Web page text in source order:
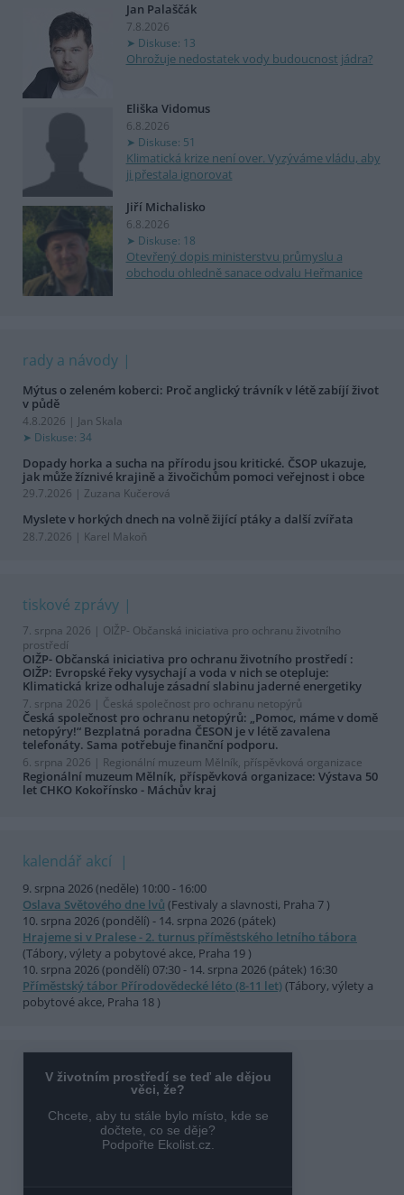
Jan Palaščák
7.8.2026
Diskuse: 13
Ohrožuje nedostatek vody budoucnost jádra?
Eliška Vidomus
6.8.2026
Diskuse: 51
Klimatická krize není over. Vyzýváme vládu, aby
ji přestala ignorovat
Jiří Michalisko
6.8.2026
Diskuse: 18
Otevřený dopis ministerstvu průmyslu a
obchodu ohledně sanace odvalu Heřmanice
rady a návody
Mýtus o zeleném koberci: Proč anglický trávník v létě zabíjí život
v půdě
4.8.2026 | Jan Skala
Diskuse: 34
Dopady horka a sucha na přírodu jsou kritické. ČSOP ukazuje,
jak může žíznivé krajině a živočichům pomoci veřejnost i obce
29.7.2026 | Zuzana Kučerová
Myslete v horkých dnech na volně žijící ptáky a další zvířata
28.7.2026 | Karel Makoň
tiskové zprávy
7. srpna 2026 | OIŽP- Občanská iniciativa pro ochranu životního
prostředí
OIŽP- Občanská iniciativa pro ochranu životního prostředí :
OIŽP: Evropské řeky vysychají a voda v nich se otepluje:
Klimatická krize odhaluje zásadní slabinu jaderné energetiky
7. srpna 2026 | Česká společnost pro ochranu netopýrů
Česká společnost pro ochranu netopýrů: „Pomoc, máme v domě
netopýry!“ Bezplatná poradna ČESON je v létě zavalena
telefonáty. Sama potřebuje finanční podporu.
6. srpna 2026 | Regionální muzeum Mělník, příspěvková organizace
Regionální muzeum Mělník, příspěvková organizace: Výstava 50
let CHKO Kokořínsko - Máchův kraj
kalendář akcí
9. srpna 2026 (neděle) 10:00 - 16:00
Oslava Světového dne lvů (Festivaly a slavnosti, Praha 7 )
10. srpna 2026 (pondělí) - 14. srpna 2026 (pátek)
Hrajeme si v Pralese - 2. turnus příměstského letního tábora
(Tábory, výlety a pobytové akce, Praha 19 )
10. srpna 2026 (pondělí) 07:30 - 14. srpna 2026 (pátek) 16:30
Příměstský tábor Přírodovědecké léto (8-11 let)(Tábory, výlety a
pobytové akce, Praha 18 )